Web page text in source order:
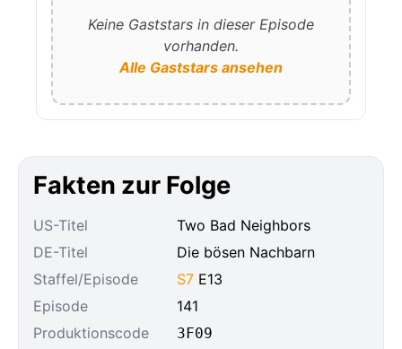
Keine Gaststars in dieser Episode
vorhanden.
Alle Gaststars ansehen
Fakten zur Folge
US-Titel
Two Bad Neighbors
DE-Titel
Die bösen Nachbarn
Staffel/Episode
S7 E13
Episode
141
Produktionscode
3F09